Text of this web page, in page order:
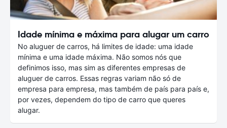
Idade mínima e máxima para alugar um carro
No aluguer de carros, há limites de idade: uma idade
mínima e uma idade máxima. Não somos nós que
definimos isso, mas sim as diferentes empresas de
aluguer de carros. Essas regras variam não só de
empresa para empresa, mas também de país para país e,
por vezes, dependem do tipo de carro que queres
alugar.